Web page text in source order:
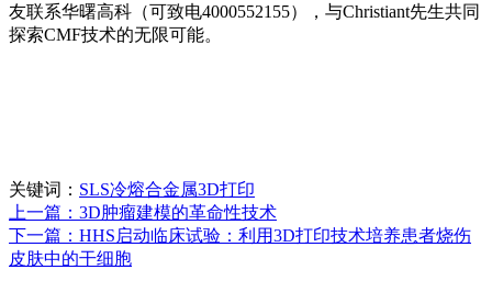
友联系华曙高科（可致电4000552155），与Christiant先生共同
探索CMF技术的无限可能。
关键词： SLS冷熔合金属3D打印
上一篇：3D肿瘤建模的革命性技术
下一篇：HHS启动临床试验：利用3D打印技术培养患者烧伤
皮肤中的干细胞